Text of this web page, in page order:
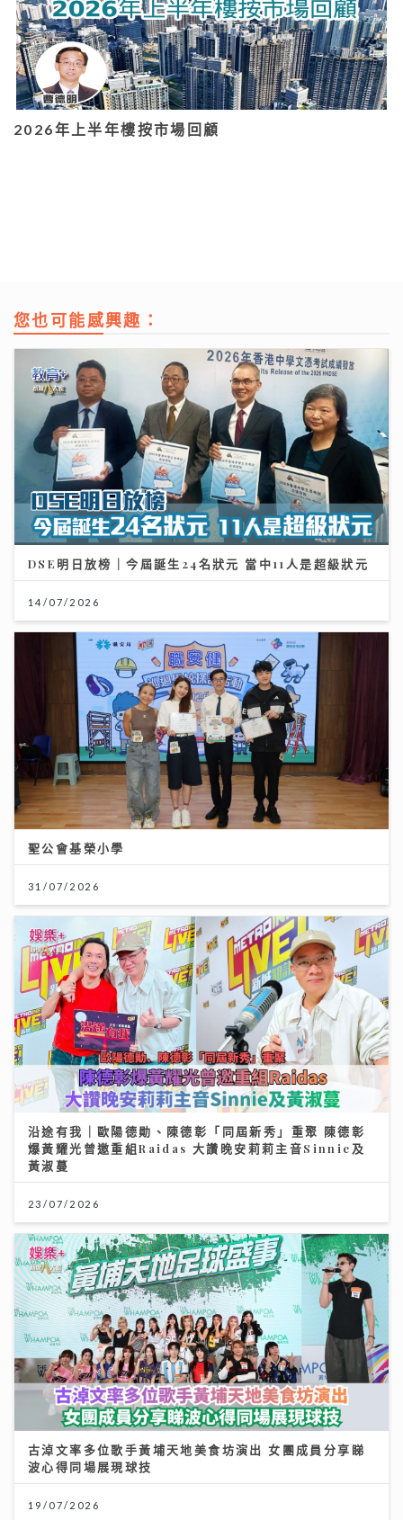
2026年上半年樓按市場回顧
您也可能感興趣：
DSE明日放榜｜今屆誕生24名狀元 當中11人是超級狀元
14/07/2026
聖公會基榮小學
31/07/2026
沿途有我｜歐陽德勛、陳德彰「同屆新秀」重聚 陳德彰
爆黃耀光曾邀重組Raidas 大讚晚安莉莉主音Sinnie及
黃淑蔓
23/07/2026
古淖文率多位歌手黃埔天地美食坊演出 女團成員分享睇
波心得同場展現球技
19/07/2026